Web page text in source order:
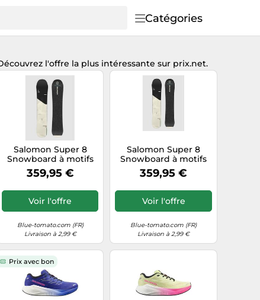
Catégories
l'offre la plus intéressante sur prix.net.
Salomon Super 8
Snowboard à motifs
151
359,95 €
Voir l'offre
Blue-tomato.com (FR)
Livraison à 2,99 €
Salomon Super 8
Snowboard à motifs
154
359,95 €
Voir l'offre
Blue-tomato.com (FR)
Livraison à 2,99 €
Prix avec bon